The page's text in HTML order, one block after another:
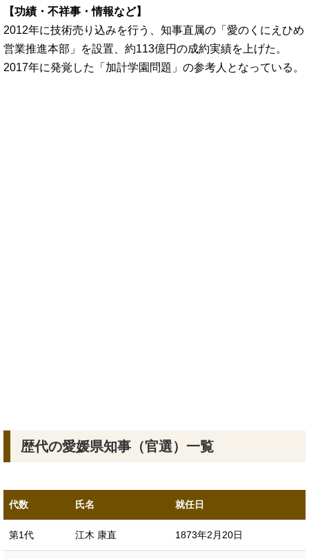
【功績・不祥事・情報など】
2012年に技術売り込みを行う、知事直属の「愛のくにえひめ
営業推進本部」を設置、約113億円の成約実績を上げた。
2017年に発覚した「加計学園問題」の参考人となっている。
歴代の愛媛県知事（官選）一覧
代数 氏名 就任日
第1代 江木 康直 1873年2月20日